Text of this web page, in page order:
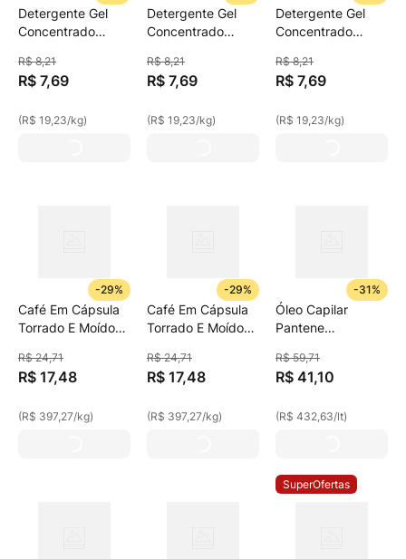
Detergente Gel
Concentrado
400g
R$ 8,21
R$ 7,69
(R$ 19,23/kg)
Detergente Gel
Concentrado
400g
R$ 8,21
R$ 7,69
(R$ 19,23/kg)
Detergente Gel
Concentrado
Hibísco 400g
R$ 8,21
R$ 7,69
(R$ 19,23/kg)
-29%
Café Em Cápsula
Torrado E Moído
Nescafé Farmers
Origins Caixa 44g
R$ 24,71
R$ 17,48
(R$ 397,27/kg)
-29%
Café Em Cápsula
Torrado E Moído
Nescafé Farmers
Origins Caixa 44g
R$ 24,71
R$ 17,48
(R$ 397,27/kg)
-31%
Óleo Capilar
Pantene
Milagroso 95ml
R$ 59,71
R$ 41,10
(R$ 432,63/lt)
SuperOfertas